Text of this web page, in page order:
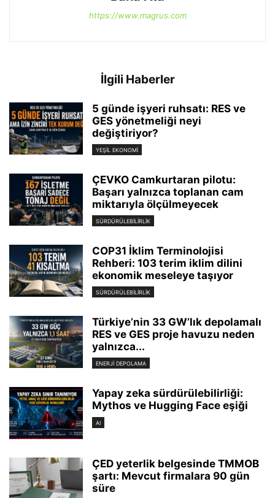
https://www.magrus.com
İlgili Haberler
5 günde işyeri ruhsatı: RES ve
GES yönetmeliği neyi
değiştiriyor?
YEŞIL EKONOMI
ÇEVKO Camkurtaran pilotu:
Başarı yalnızca toplanan cam
miktarıyla ölçülmeyecek
SÜRDÜRÜLEBILIRLIK
COP31 İklim Terminolojisi
Rehberi: 103 terim iklim dilini
ekonomik meseleye taşıyor
SÜRDÜRÜLEBILIRLIK
Türkiye’nin 33 GW’lık depolamalı
RES ve GES proje havuzu neden
yalnızca...
ENERJI DEPOLAMA
Yapay zeka sürdürülebilirliği:
Mythos ve Hugging Face eşiği
AI
ÇED yeterlik belgesinde TMMOB
şartı: Mevcut firmalara 90 gün
süre